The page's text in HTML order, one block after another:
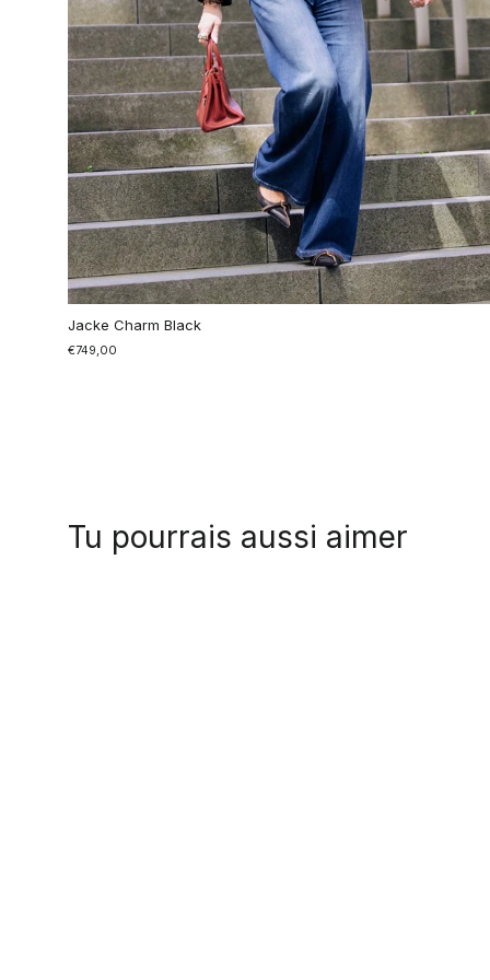
Jacke Charm Black
€749,00
Tu pourrais aussi aimer